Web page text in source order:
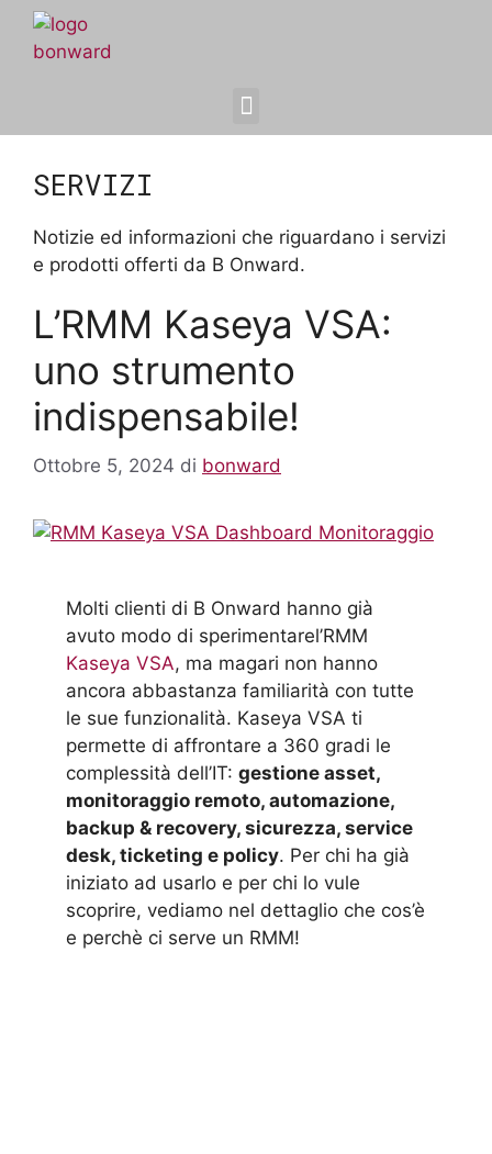
SERVIZI
Notizie ed informazioni che riguardano i servizi
e prodotti offerti da B Onward.
L’RMM Kaseya VSA:
uno strumento
indispensabile!
Ottobre 5, 2024 di bonward
Molti clienti di B Onward hanno già
avuto modo di sperimentarel’RMM
Kaseya VSA, ma magari non hanno
ancora abbastanza familiarità con tutte
le sue funzionalità. Kaseya VSA ti
permette di affrontare a 360 gradi le
complessità dell’IT: gestione asset,
monitoraggio remoto, automazione,
backup & recovery, sicurezza, service
desk, ticketing e policy. Per chi ha già
iniziato ad usarlo e per chi lo vule
scoprire, vediamo nel dettaglio che cos’è
e perchè ci serve un RMM!